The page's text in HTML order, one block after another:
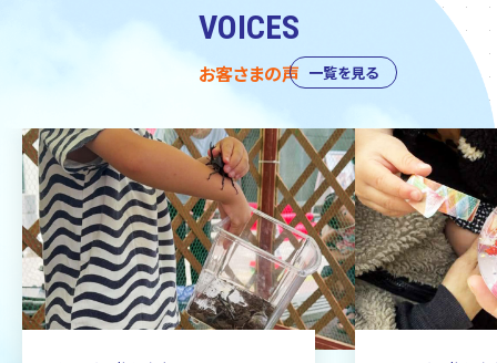
VOICES
お客さまの声 一覧を見る